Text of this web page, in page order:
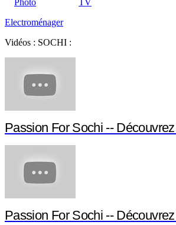
Photo
TV
Electroménager
Vidéos : SOCHI :
Passion For Sochi --
Passion For Sochi --